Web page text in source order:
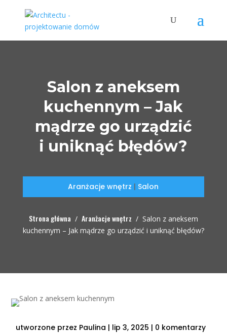
Salon z aneksem
kuchennym – Jak
mądrze go urządzić
i uniknąć błędów?
Aranżacje wnętrz | Salon
Strona główna / Aranżacje wnętrz / Salon z aneksem
kuchennym – Jak mądrze go urządzić i uniknąć błędów?
utworzone przez Paulina | lip 3, 2025 | 0 komentarzy